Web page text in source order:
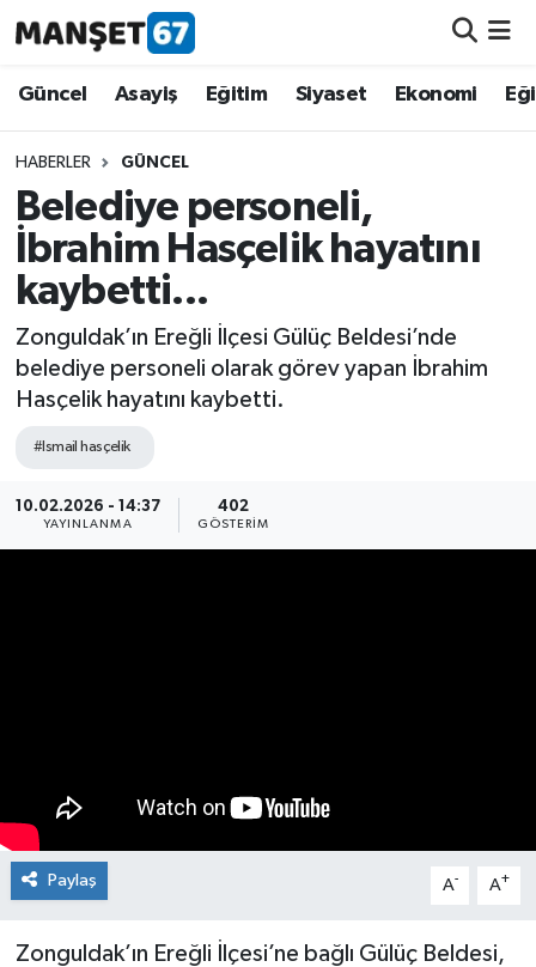
Güncel Asayiş Eğitim Siyaset Ekonomi
HABERLER GÜNCEL
Belediye personeli,
İbrahim Hasçelik hayatını
kaybetti...
Zonguldak’ın Ereğli İlçesi Gülüç Beldesi’nde
belediye personeli olarak görev yapan İbrahim
Hasçelik hayatını kaybetti.
#Ismail hasçelik
10.02.2026 - 14:37
YAYINLANMA
402
GÖSTERIM
Paylaş A- A+
Zonguldak’ın Ereğli İlçesi’ne bağlı Gülüç Beldesi,
Güncel
Asayiş
Siyaset
Spor
Eğitim
Ekonomi
Kültür-Sanat
Magazin